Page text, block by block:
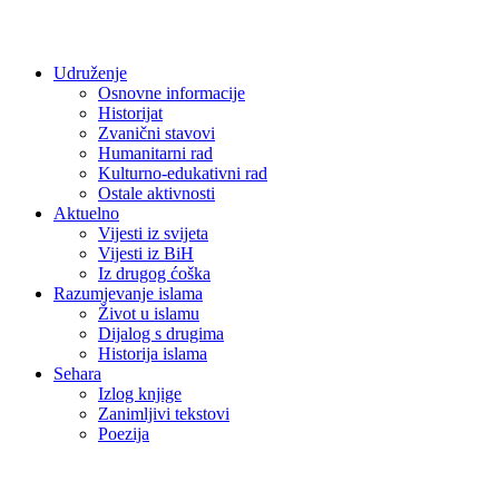
Udruženje
Osnovne informacije
Historijat
Zvanični stavovi
Humanitarni rad
Kulturno-edukativni rad
Ostale aktivnosti
Aktuelno
Vijesti iz svijeta
Vijesti iz BiH
Iz drugog ćoška
Razumjevanje islama
Život u islamu
Dijalog s drugima
Historija islama
Sehara
Izlog knjige
Zanimljivi tekstovi
Poezija